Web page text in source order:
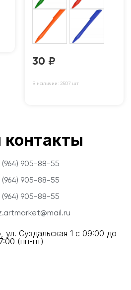
30 ₽
В наличии: 2507 шт
(964) 905-88-55
(964) 905-88-55
(964) 905-88-55
ул. Суздальская 1 с 09:00 до
(пн-пт)